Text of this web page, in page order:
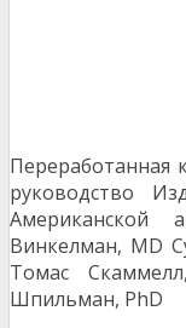
Переработанная
руководство
Винкелман, MD
Томас
Шпильман, PhD